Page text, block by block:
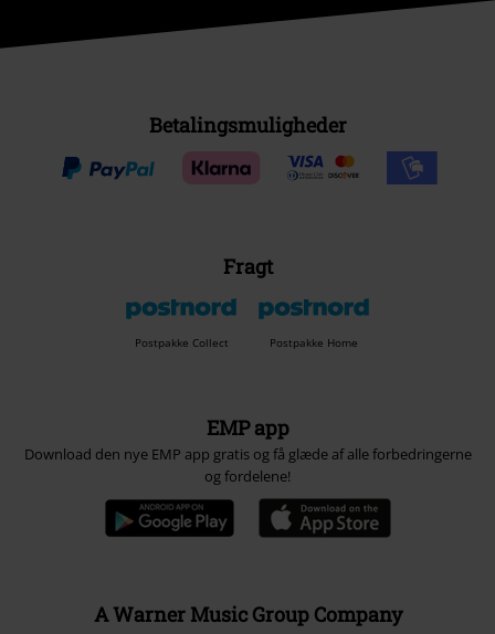
Betalingsmuligheder
Fragt
Postpakke Collect Postpakke Home
EMP app
Download den nye EMP app gratis og få glæde af alle forbedringerne
og fordelene!
A Warner Music Group Company